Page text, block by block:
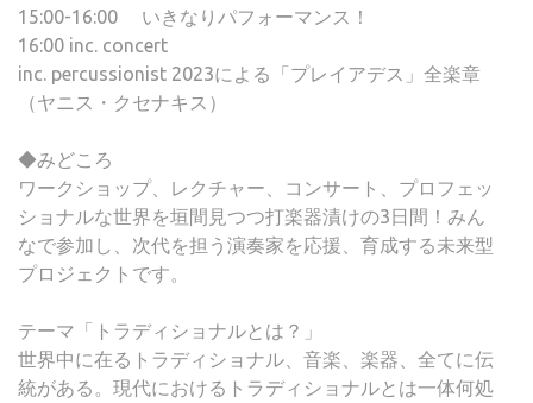
15:00-16:00 いきなりパフォーマンス！
16:00 inc. concert
inc. percussionist 2023による「プレイアデス」全楽章
（ヤニス・クセナキス）
◆みどころ
ワークショップ、レクチャー、コンサート、プロフェッ
ショナルな世界を垣間見つつ打楽器漬けの3日間！みん
なで参加し、次代を担う演奏家を応援、育成する未来型
プロジェクトです。
テーマ「トラディショナルとは？」
世界中に在るトラディショナル、音楽、楽器、全てに伝
統がある。現代におけるトラディショナルとは一体何処